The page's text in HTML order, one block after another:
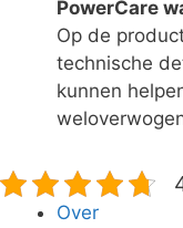
PowerCare
Op de
technische
kunnen
Over